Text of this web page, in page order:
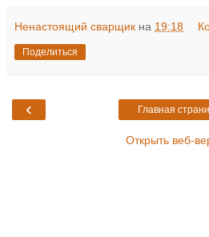
Ненастоящий сварщик на 19:18
Поделиться
‹ Главная
Открыть веб-